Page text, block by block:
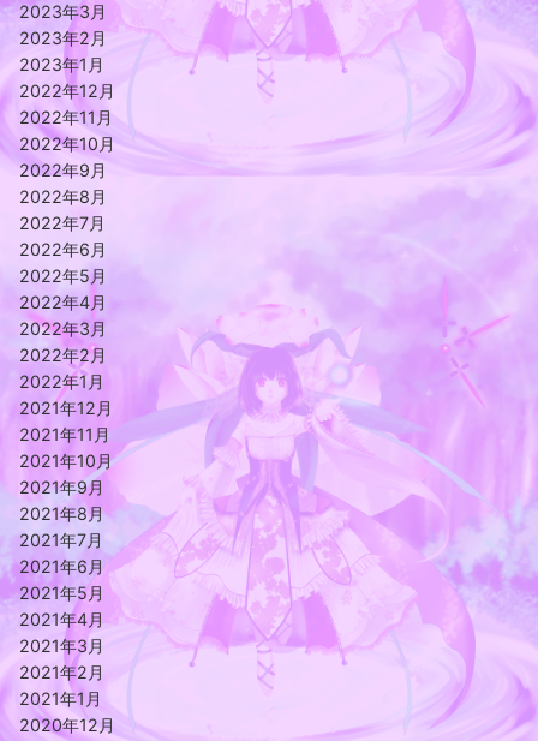
2023年3月
2023年2月
2023年1月
2022年12月
2022年11月
2022年10月
2022年9月
2022年8月
2022年7月
2022年6月
2022年5月
2022年4月
2022年3月
2022年2月
2022年1月
2021年12月
2021年11月
2021年10月
2021年9月
2021年8月
2021年7月
2021年6月
2021年5月
2021年4月
2021年3月
2021年2月
2021年1月
2020年12月